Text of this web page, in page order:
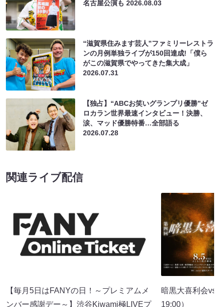
名古屋公演も2026.08.03
“滋賀県住みます芸人”ファミリーレストラ
ンの月例単独ライブが150回達成!「僕ら
がこの滋賀県でやってきた集大成」
2026.07.31
【独占】“ABCお笑いグランプリ優勝”ゼ
ロカラン世界最速インタビュー！決勝、
涙、マッド優勝特番…全部語る
2026.07.28
関連ライブ配信
【毎月5日はFANYの日！～プレミアムメ
ンバー感謝デー～】渋谷Kiwami極LIVEプ
暗黒大喜利会
19:00）